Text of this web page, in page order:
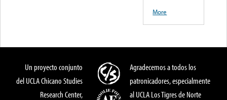
More
Un proyecto conjunto
del UCLA Chicano Studies
Research Center,
Agradecemos a todos los
patronicadores, especialmente
al UCLA Los Tigres de Norte